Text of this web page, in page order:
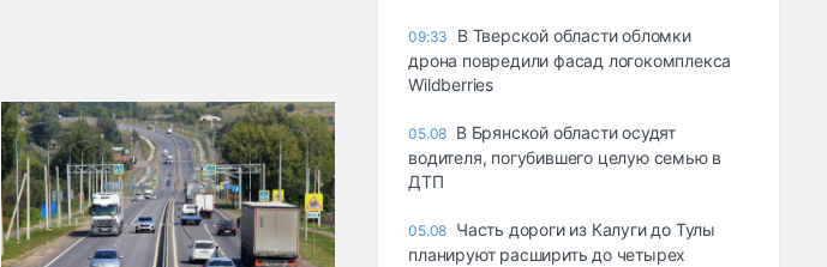
09:33
В Тверской области обломки
дрона повредили фасад логокомплекса
Wildberries
05.08 В Брянской области осудят
водителя, погубившего целую семью в
ДТП
05.08 Часть дороги из Калуги до Тулы
планируют расширить до четырех